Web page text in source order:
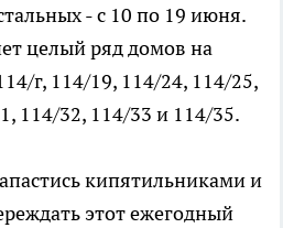
- с 10 по 19 июня.
целый ряд домов на
г, 114/19, 114/24, 114/25,
114/32, 114/33 и 114/35.
кипятильниками и
этот ежегодный